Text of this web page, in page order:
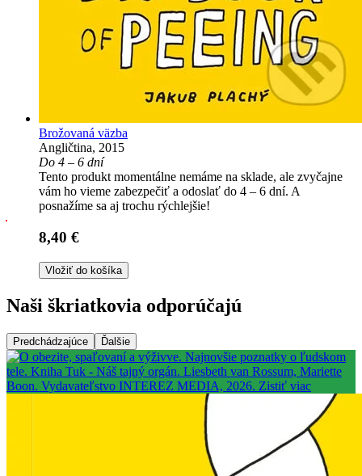
Brožovaná väzba
Angličtina, 2015
Do 4 – 6 dní
Tento produkt momentálne nemáme na sklade, ale zvyčajne
vám ho vieme zabezpečiť a odoslať do 4 – 6 dní. A
posnažíme sa aj trochu rýchlejšie!
8,40 €
Vložiť do košíka
Naši škriatkovia odporúčajú
Predchádzajúce Ďalšie